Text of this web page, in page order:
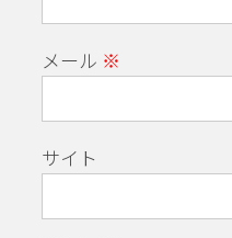
メール ※
サイト